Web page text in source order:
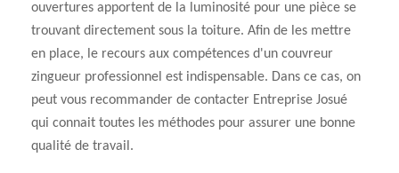
ouvertures apportent de la luminosité pour une pièce se
trouvant directement sous la toiture. Afin de les mettre
en place, le recours aux compétences d'un couvreur
zingueur professionnel est indispensable. Dans ce cas, on
peut vous recommander de contacter Entreprise Josué
qui connait toutes les méthodes pour assurer une bonne
qualité de travail.